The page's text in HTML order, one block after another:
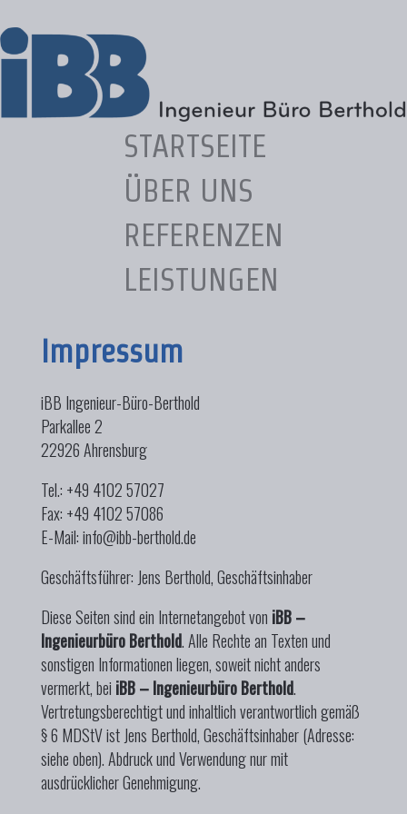
STARTSEITE
ÜBER UNS
REFERENZEN
LEISTUNGEN
Impressum
iBB Ingenieur-Büro-Berthold
Parkallee 2
22926 Ahrensburg
Tel.: +49 4102 57027
Fax: +49 4102 57086
E-Mail:info@ibb-berthold.de
Geschäftsführer: Jens Berthold, Geschäftsinhaber
Diese Seiten sind ein Internetangebot von iBB –
Ingenieurbüro Berthold. Alle Rechte an Texten und
sonstigen Informationen liegen, soweit nicht anders
vermerkt, bei iBB – Ingenieurbüro Berthold.
Vertretungsberechtigt und inhaltlich verantwortlich gemäß
§ 6 MDStV ist Jens Berthold, Geschäftsinhaber (Adresse:
siehe oben). Abdruck und Verwendung nur mit
ausdrücklicher Genehmigung.